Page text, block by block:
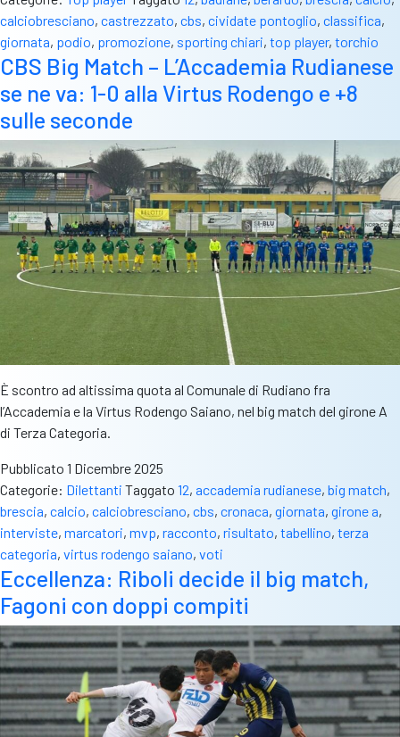
calciobresciano, castrezzato, cbs, cividate pontoglio, classifica,
giornata, podio, promozione, sporting chiari, top player, torchio
CBS Big Match – L’Accademia Rudianese
se ne va: 1-0 alla Virtus Rodengo e +8
sulle seconde
È scontro ad altissima quota al Comunale di Rudiano fra
l’Accademia e la Virtus Rodengo Saiano, nel big match del girone A
di Terza Categoria.
Pubblicato 1 Dicembre 2025
Categorie: Dilettanti Taggato 12, accademia rudianese, big match,
brescia, calcio, calciobresciano, cbs, cronaca, giornata, girone a,
interviste, marcatori, mvp, racconto, risultato, tabellino, terza
categoria, virtus rodengo saiano, voti
Eccellenza: Riboli decide il big match,
Fagoni con doppi compiti